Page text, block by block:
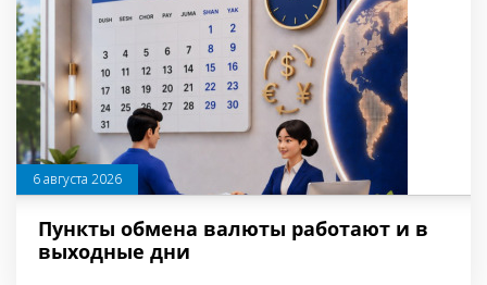
6 августа 2026
Пункты обмена валюты работают и в
выходные дни